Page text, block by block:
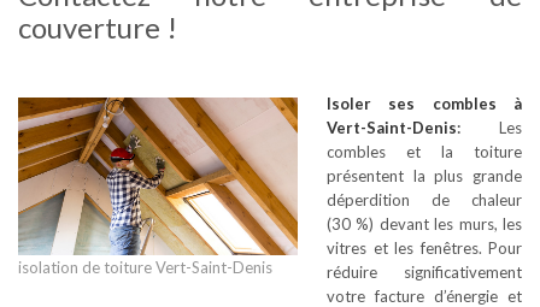
couverture !
isolation de toiture Vert-Saint-Denis
Isoler ses combles à
Vert-Saint-Denis: Les
combles et la toiture
présentent la plus grande
déperdition de chaleur
(30 %) devant les murs, les
vitres et les fenêtres. Pour
réduire significativement
votre facture d’énergie et